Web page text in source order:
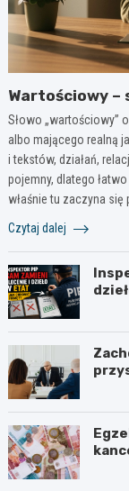
Wartościowy –
Słowo „wartościowy”
albo mającego realną
i tekstów, działań,
pojemny, dlatego
właśnie tu zaczyna się
Czytaj dalej